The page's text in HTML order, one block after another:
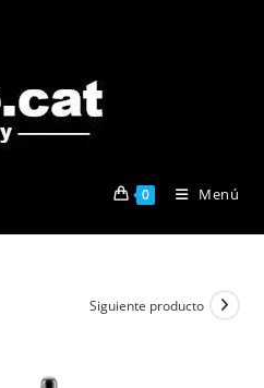
0 Menú
Siguiente producto